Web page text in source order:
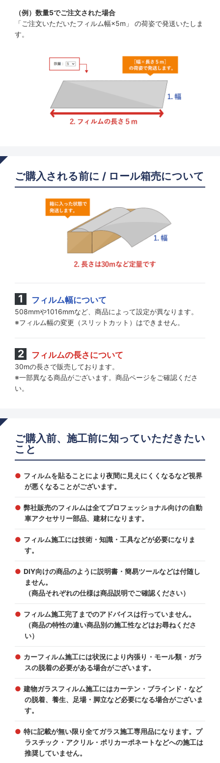
（例）数量5でご注文された場合
「ご注文いただいたフィルム幅×5m」 の荷姿で発送いたしま
す。
ご購入される前に / ロール箱売について
フィルム幅について
508mmや1016mmなど、商品によって設定が異なります。
※フィルム幅の変更（スリットカット）はできません。
フィルムの長さについて
30mの長さで販売しております。
※一部異なる商品がございます。商品ページをご確認くださ
い。
ご購入前、施工前に知っていただきたい
こと
フィルムを貼ることにより夜間に見えにくくなるなど視界
が悪くなることがございます。
弊社販売のフィルムは全てプロフェッショナル向けの自動
車アクセサリー部品、建材になります。
フィルム施工には技術・知識・工具などが必要になりま
す。
DIY向けの商品のように説明書・簡易ツールなどは付随し
ません。
（商品それぞれの仕様は商品説明でご確認ください）
フィルム施工完了までのアドバイスは行っていません。
（商品の特性の違い商品別の施工性などはお尋ねくださ
い）
カーフィルム施工には状況により内張り・モール類・ガラ
スの脱着の必要がある場合がございます。
建物ガラスフィルム施工にはカーテン・ブラインド・など
の脱着、養生、足場・脚立など必要になる場合がございま
す。
特に記載が無い限り全てガラス施工専用品になります。プ
ラスチック・アクリル・ポリカーポネートなどへの施工は
推奨していません。